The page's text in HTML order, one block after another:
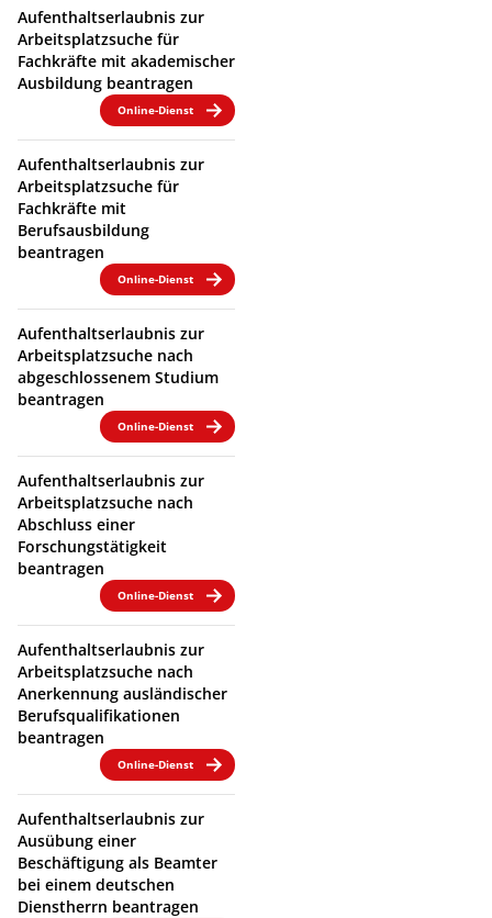
Aufenthaltserlaubnis zur
Arbeitsplatzsuche für
Fachkräfte mit akademischer
Ausbildung beantragen
Online-Dienst
Aufenthaltserlaubnis zur
Arbeitsplatzsuche für
Fachkräfte mit
Berufsausbildung
beantragen
Online-Dienst
Aufenthaltserlaubnis zur
Arbeitsplatzsuche nach
abgeschlossenem Studium
beantragen
Online-Dienst
Aufenthaltserlaubnis zur
Arbeitsplatzsuche nach
Abschluss einer
Forschungstätigkeit
beantragen
Online-Dienst
Aufenthaltserlaubnis zur
Arbeitsplatzsuche nach
Anerkennung ausländischer
Berufsqualifikationen
beantragen
Online-Dienst
Aufenthaltserlaubnis zur
Ausübung einer
Beschäftigung als Beamter
bei einem deutschen
Dienstherrn beantragen